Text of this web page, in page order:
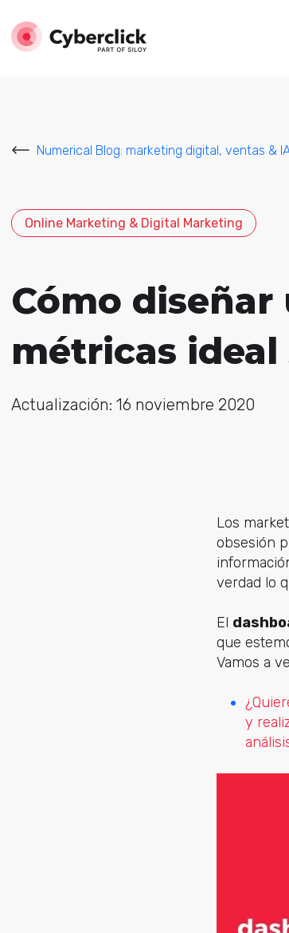
Numerical Blog: marketing digital, ventas &
Online Marketing & Digital Marketing
Cómo
métricas
Actualización: 16 noviembre 2020
Los
obsesión
verdad lo
El
que
Vamos a
y